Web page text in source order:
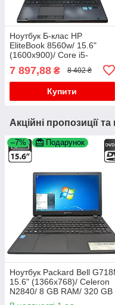
Ноутбук Б-клас HP
EliteBook 8560w/ 15.6"
(1600x900)/ Core i5-
2520M/ 8 GB RAM/ 128 GB
SSD/ Quadro 2000M 2GB
7 897,88 ₴ 8 402 ₴
Купити
Акційні пропозиції
–7% Подарунок
Ноутбук Packard Bell
15.6" (1366x768)/ Celeron
N2840/ 8 GB RAM/ 320 GB
HDD/ HD